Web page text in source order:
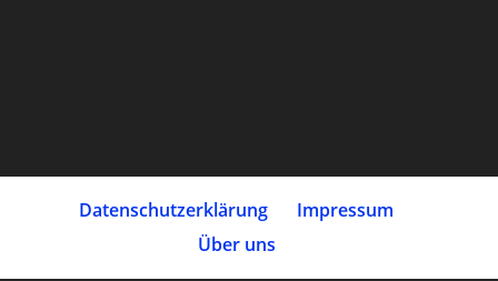
Datenschutz­erklärung
Impressum
Über uns